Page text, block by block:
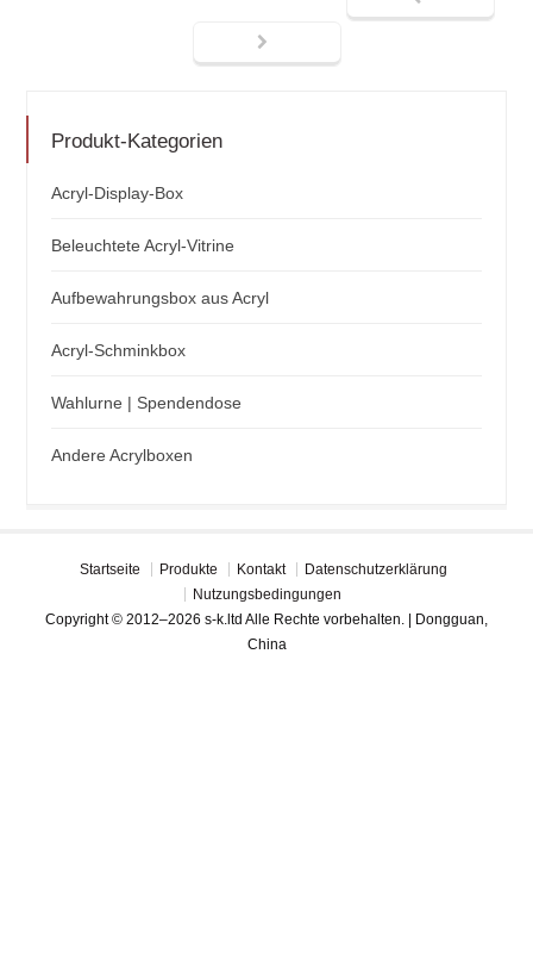
Produkt-Kategorien
Acryl-Display-Box
Beleuchtete Acryl-Vitrine
Aufbewahrungsbox aus Acryl
Acryl-Schminkbox
Wahlurne | Spendendose
Andere Acrylboxen
Startseite Produkte Kontakt
Datenschutzerklärung
Nutzungsbedingungen
Copyright © 2012–2026 s-k.ltd Alle Rechte vorbehalten. | Dongguan,
China